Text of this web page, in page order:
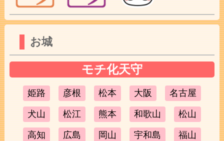
お城
モチ化天守
姫路 彦根 松本 大阪 名古屋
犬山 松江 熊本 和歌山 松山
高知 広島 岡山 宇和島 福山